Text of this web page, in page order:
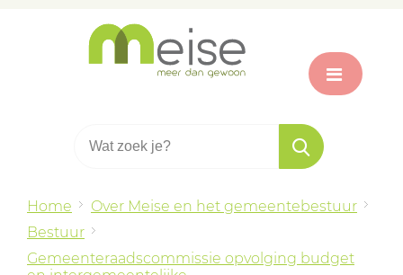
Home
Over Meise en het gemeentebestuur
Bestuur
Gemeenteraadscommissie opvolging budget